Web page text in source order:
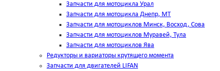
Запчасти для мотоцикла Урал
Запчасти для мотоцикла Днепр, МТ
Запчасти для мотоциклов Минск, Восход, Сова
Запчасти для мотоциклов Муравей, Тула
Запчасти для мотоциклов Ява
Редукторы и вариаторы крутящего момента
Запчасти для двигателей LIFAN